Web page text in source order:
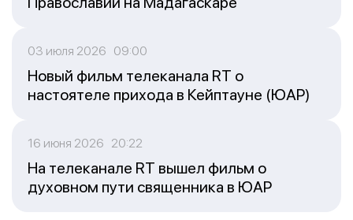
03 июля 2026 09:00
Новый фильм телеканала RT о
настоятеле прихода в Кейптауне (ЮАР)
16 июня 2026 20:22
На телеканале RT вышел фильм о
духовном пути священника в ЮАР